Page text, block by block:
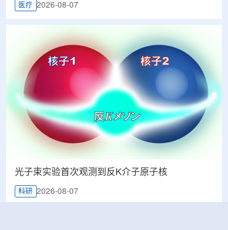
医疗 2026-08-07
光子束实验首次观测到反K介子原子核
科研 2026-08-07